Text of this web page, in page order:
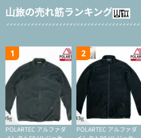
山旅の売れ筋ランキング
1
POLARTEC アルファダ
2
POLARTEC アルファダ